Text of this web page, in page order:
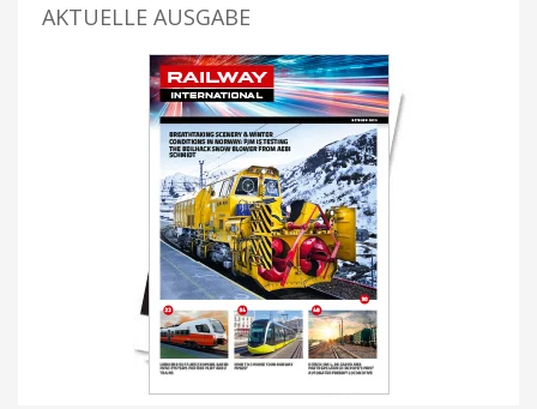
AKTUELLE AUSGABE